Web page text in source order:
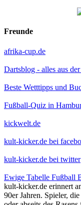
Freunde
afrika-cup.de
Dartsblog - alles aus
Beste Wetttipps und
Fußball-Quiz in
kickwelt.de
kult-kicker.de bei
kult-kicker.de bei twitter
Ewige Tabelle Fußball
kult-kicker.de erinnert
90er Jahren. Spieler,